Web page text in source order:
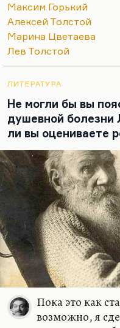
Пастернак называет
глуби». У других
Горького. Как сказал
что он жил в мире
Максим Горький
Алексей Толстой
Марина Цветаева
Лев Толстой
ЛИТЕРАТУРА
Не могли бы вы
душевной болезни
ли вы оцениваете
Пока это как
возможно, я